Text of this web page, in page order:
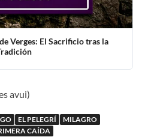
Verges: El Sacrificio tras la
avui)
EL PELEGRÍ
MILAGRO
CAÍDA